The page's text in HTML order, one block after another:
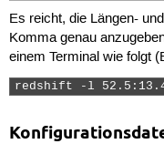
Es reicht, die Längen-
Komma genau
einem Terminal wie folgt
redshift -l